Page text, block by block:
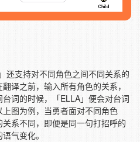
还支持对不同角色之间不同关系的
译之前，输入所有角色的关系，
词的时候，「ELLA」便会对台词
图为例，当勇者面对不同角色
系不同，即便是同一句打招呼的
气变化。